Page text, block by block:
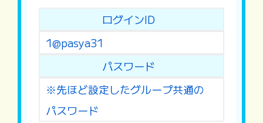
ログインID
1@pasya31
パスワード
※先ほど設定したグループ共通の
パスワード